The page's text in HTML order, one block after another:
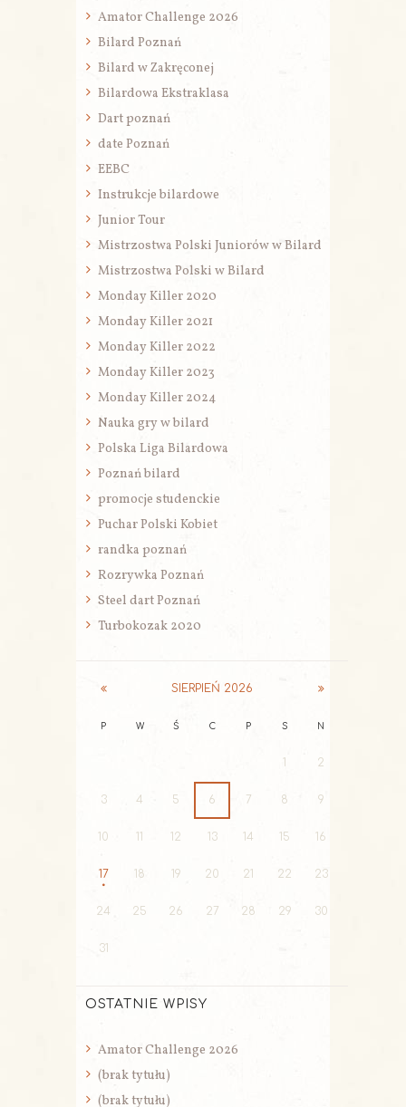
Amator Challenge 2026
Bilard Poznań
Bilard w Zakręconej
Bilardowa Ekstraklasa
Dart poznań
date Poznań
EEBC
Instrukcje bilardowe
Junior Tour
Mistrzostwa Polski Juniorów w Bilard
Mistrzostwa Polski w Bilard
Monday Killer 2020
Monday Killer 2021
Monday Killer 2022
Monday Killer 2023
Monday Killer 2024
Nauka gry w bilard
Polska Liga Bilardowa
Poznań bilard
promocje studenckie
Puchar Polski Kobiet
randka poznań
Rozrywka Poznań
Steel dart Poznań
Turbokozak 2020
SIERPIEŃ 2026
P W Ś C P S N
1 2
3 4 5 6 7 8 9
10 11 12 13 14 15 16
17 18 19 20 21 22 23
24 25 26 27 28 29 30
31
OSTATNIE WPISY
Amator Challenge 2026
(brak tytułu)
(brak tytułu)